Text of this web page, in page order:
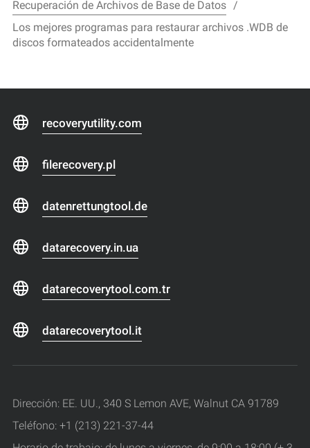
Recuperación de Archivos de Base de Datos
Los mejores programas para restaurar archivos .WDB de
discos formateados accidentalmente
recoveryutility.com
filerecovery.pl
datenrettungtool.de
datarecovery.in.ua
datarecoverytool.com.tr
datarecoverytool.it
Dirección: EE. UU., 340 S Lemon AVE, Walnut CA 91789
Teléfono: +1 (213) 221-37-44